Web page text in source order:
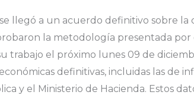
llegó a un acuerdo definitivo sobre la
la metodología presentada por
trabajo el próximo lunes 09 de
definitivas, incluidas las de
y el Ministerio de Hacienda. Estos